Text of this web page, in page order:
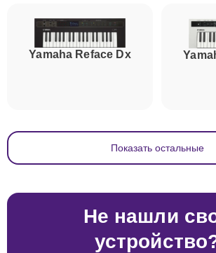
Yamaha Reface Dx
Показать остальные
Не нашли